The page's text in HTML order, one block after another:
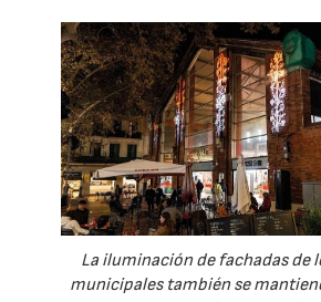
La iluminación de fachadas de
municipales también se